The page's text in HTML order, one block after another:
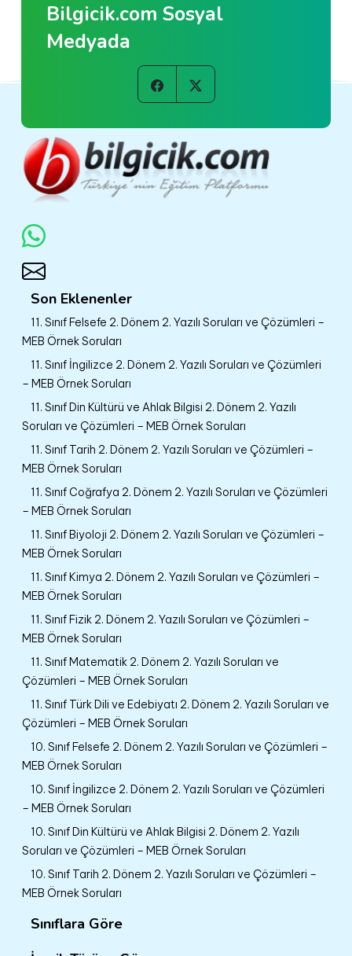
Bilgicik.com Sosyal
Medyada
Son Eklenenler
11. Sınıf Felsefe 2. Dönem 2. Yazılı Soruları ve Çözümleri –
MEB Örnek Soruları
11. Sınıf İngilizce 2. Dönem 2. Yazılı Soruları ve Çözümleri
– MEB Örnek Soruları
11. Sınıf Din Kültürü ve Ahlak Bilgisi 2. Dönem 2. Yazılı
Soruları ve Çözümleri – MEB Örnek Soruları
11. Sınıf Tarih 2. Dönem 2. Yazılı Soruları ve Çözümleri –
MEB Örnek Soruları
11. Sınıf Coğrafya 2. Dönem 2. Yazılı Soruları ve Çözümleri
– MEB Örnek Soruları
11. Sınıf Biyoloji 2. Dönem 2. Yazılı Soruları ve Çözümleri –
MEB Örnek Soruları
11. Sınıf Kimya 2. Dönem 2. Yazılı Soruları ve Çözümleri –
MEB Örnek Soruları
11. Sınıf Fizik 2. Dönem 2. Yazılı Soruları ve Çözümleri –
MEB Örnek Soruları
11. Sınıf Matematik 2. Dönem 2. Yazılı Soruları ve
Çözümleri – MEB Örnek Soruları
11. Sınıf Türk Dili ve Edebiyatı 2. Dönem 2. Yazılı Soruları ve
Çözümleri – MEB Örnek Soruları
10. Sınıf Felsefe 2. Dönem 2. Yazılı Soruları ve Çözümleri –
MEB Örnek Soruları
10. Sınıf İngilizce 2. Dönem 2. Yazılı Soruları ve Çözümleri
– MEB Örnek Soruları
10. Sınıf Din Kültürü ve Ahlak Bilgisi 2. Dönem 2. Yazılı
Soruları ve Çözümleri – MEB Örnek Soruları
10. Sınıf Tarih 2. Dönem 2. Yazılı Soruları ve Çözümleri –
MEB Örnek Soruları
Sınıflara Göre